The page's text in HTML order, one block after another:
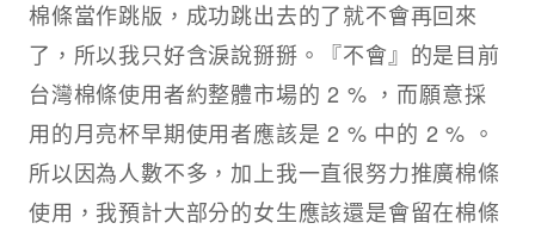
棉條當作跳版，成功跳出去的了就不會再回來
了，所以我只好含淚說掰掰。『不會』的是目前
台灣棉條使用者約整體市場的 2 % ，而願意採
用的月亮杯早期使用者應該是 2 % 中的 2 % 。
所以因為人數不多，加上我一直很努力推廣棉條
使用，我預計大部分的女生應該還是會留在棉條